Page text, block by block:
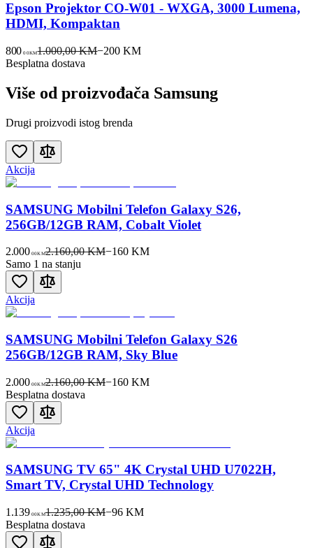
Epson Projektor CO-W01 - WXGA, 3000 Lumena,
HDMI, Kompaktan
800 00KM1.000,00 KM−200 KM
Besplatna dostava
Više od proizvođača Samsung
Drugi proizvodi istog brenda
Akcija
SAMSUNG Mobilni Telefon Galaxy S26,
256GB/12GB RAM, Cobalt Violet
2.000 00KM2.160,00 KM−160KM
Samo 1 na stanju
Akcija
SAMSUNG Mobilni Telefon Galaxy S26
256GB/12GB RAM, Sky Blue
2.000 00KM2.160,00 KM−160KM
Besplatna dostava
Akcija
SAMSUNG TV 65" 4K Crystal UHD U7022H,
Smart TV, Crystal UHD Technology
1.139 00KM1.235,00 KM−96KM
Besplatna dostava